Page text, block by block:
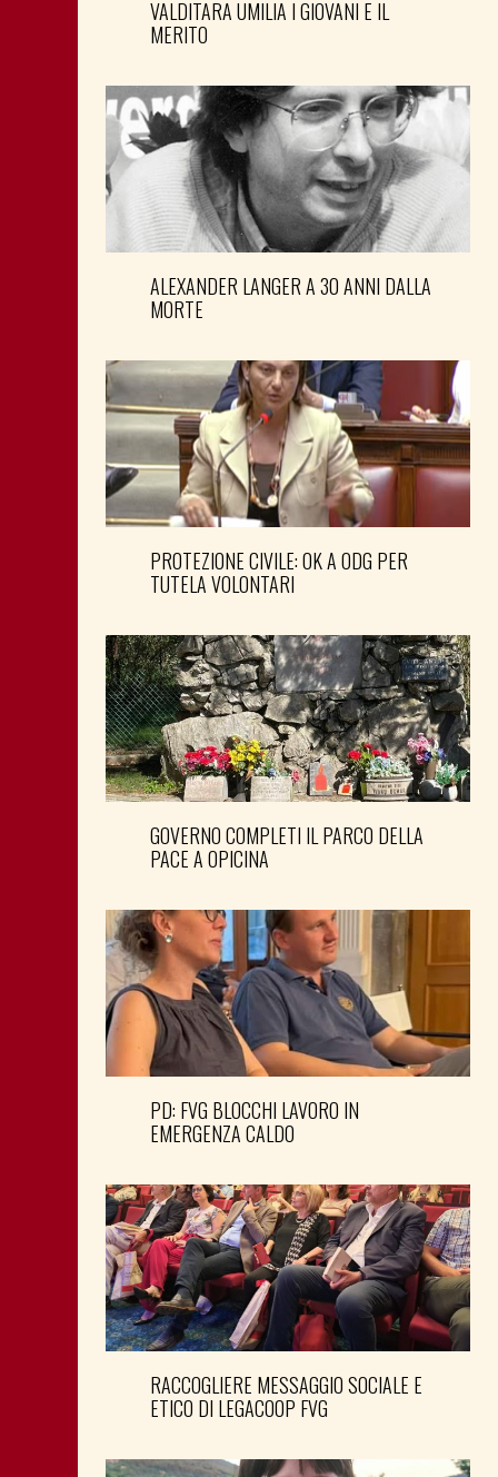
VALDITARA UMILIA I GIOVANI E IL
MERITO
ALEXANDER LANGER A 30 ANNI DALLA
MORTE
PROTEZIONE CIVILE: OK A ODG PER
TUTELA VOLONTARI
GOVERNO COMPLETI IL PARCO DELLA
PACE A OPICINA
PD: FVG BLOCCHI LAVORO IN
EMERGENZA CALDO
RACCOGLIERE MESSAGGIO SOCIALE E
ETICO DI LEGACOOP FVG